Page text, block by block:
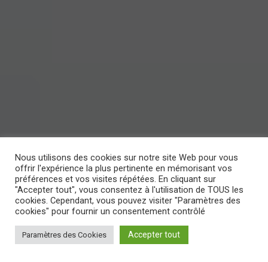
Nous utilisons des cookies sur notre site Web pour vous
offrir l'expérience la plus pertinente en mémorisant vos
préférences et vos visites répétées. En cliquant sur
"Accepter tout", vous consentez à l'utilisation de TOUS les
cookies. Cependant, vous pouvez visiter "Paramètres des
cookies" pour fournir un consentement contrôlé
Paramètres des Cookies Accepter tout